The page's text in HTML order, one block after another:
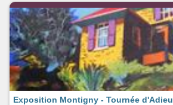
Exposition Montigny - Tournée d'Adieu